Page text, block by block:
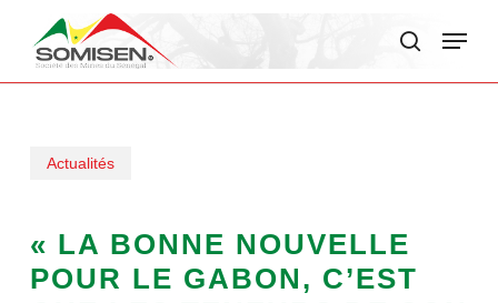
Menu
Actualités
« LA BONNE NOUVELLE
POUR LE GABON, C’EST